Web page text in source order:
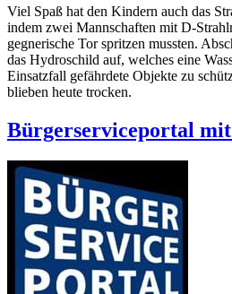
Viel Spaß hat den Kindern auch das
indem zwei Mannschaften mit D-
gegnerische Tor spritzen mussten.
das Hydroschild auf, welches eine
Einsatzfall gefährdete Objekte zu
blieben heute trocken.
Bürgerserviceportal mit